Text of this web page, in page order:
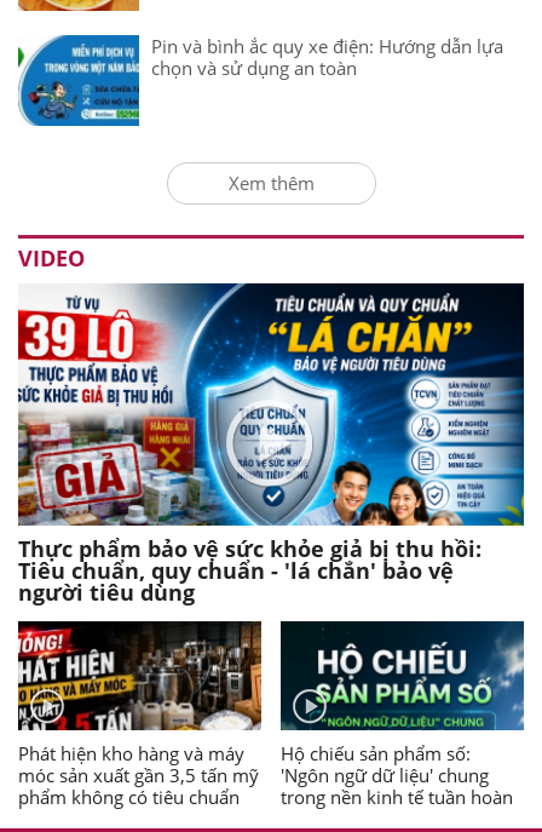
Pin và bình ắc quy xe điện: Hướng dẫn lựa
chọn và sử dụng an toàn
Xem thêm
VIDEO
Thực phẩm bảo vệ sức khỏe giả bị thu hồi:
Tiêu chuẩn, quy chuẩn - 'lá chắn' bảo vệ
người tiêu dùng
Phát hiện kho hàng và máy
móc sản xuất gần 3,5 tấn mỹ
phẩm không có tiêu chuẩn
Hộ chiếu sản phẩm số:
'Ngôn ngữ dữ liệu' chung
trong nền kinh tế tuần hoàn